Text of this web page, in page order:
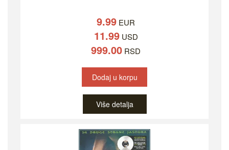
9.99 EUR
11.99USD
999.00 RSD
Dodaj u korpu
Više detalja